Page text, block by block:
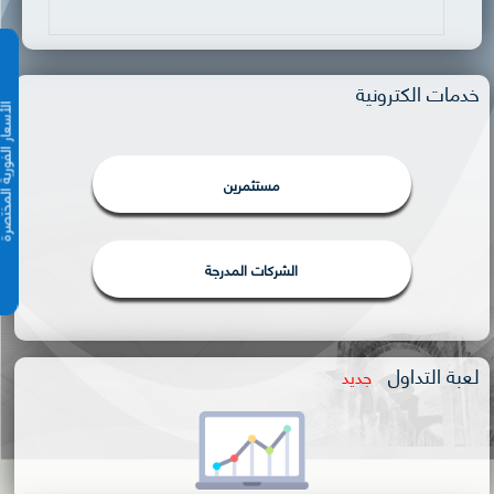
الأسعار
خدمات الكترونية
مستثمرين
الشركات المدرجة
لعبة التداول جديد